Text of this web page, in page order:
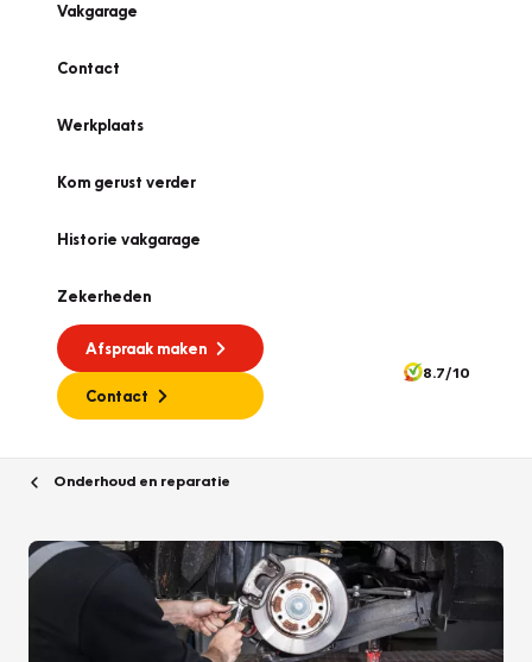
Vakgarage
Contact
Werkplaats
Kom gerust verder
Historie vakgarage
Zekerheden
Afspraak maken
Contact
8.7/10
Onderhoud en reparatie